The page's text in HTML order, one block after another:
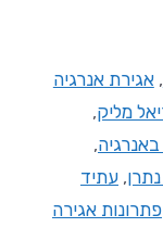
,אגירת אנרגיה
מליק,
,
, עתיד
פתרונות אגירה